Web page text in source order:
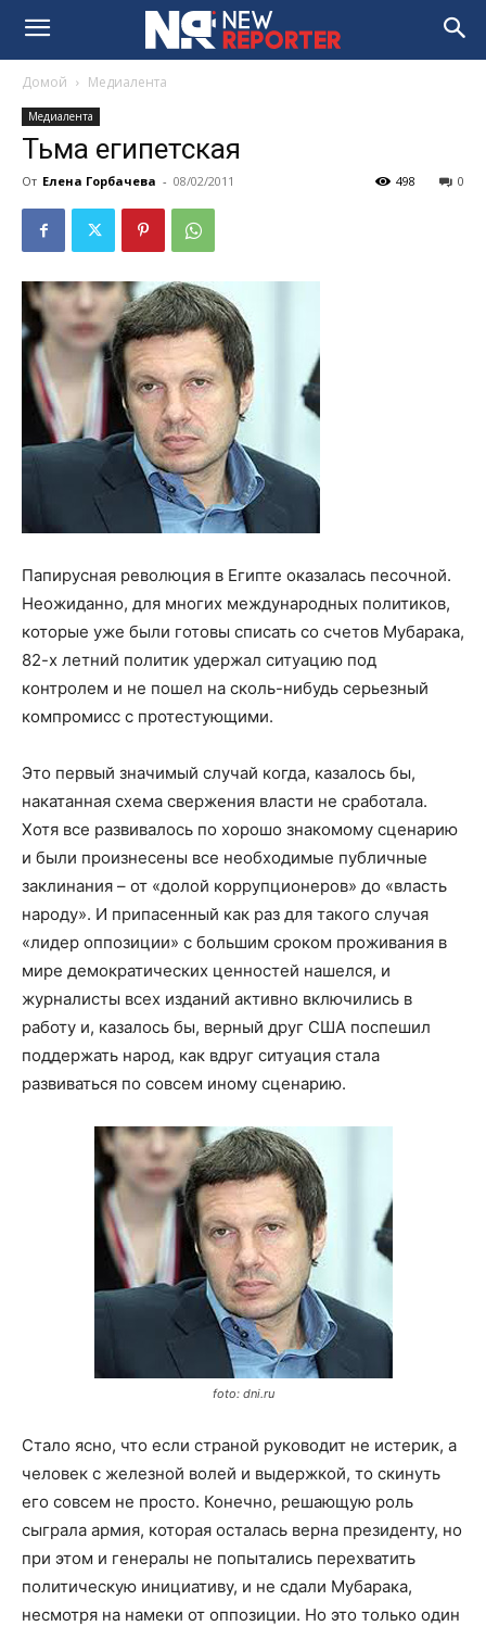
Домой Медиалента
Медиалента
Тьма египетская
От Елена Горбачева - 08/02/2011 0
498
Папирусная революция в Египте оказалась песочной.
Неожиданно, для многих международных политиков,
которые уже были готовы списать со счетов Мубарака,
82-х летний политик удержал ситуацию под
контролем и не пошел на сколь-нибудь серьезный
компромисс с протестующими.
Это первый значимый случай когда, казалось бы,
накатанная схема свержения власти не сработала.
Хотя все развивалось по хорошо знакомому сценарию
и были произнесены все необходимые публичные
заклинания – от «долой коррупционеров» до «власть
народу». И припасенный как раз для такого случая
«лидер оппозиции» с большим сроком проживания в
мире демократических ценностей нашелся, и
журналисты всех изданий активно включились в
работу и, казалось бы, верный друг США поспешил
поддержать народ, как вдруг ситуация стала
развиваться по совсем иному сценарию.
foto: dni.ru
Стало ясно, что если страной руководит не истерик, а
человек с железной волей и выдержкой, то скинуть
его совсем не просто. Конечно, решающую роль
сыграла армия, которая осталась верна президенту, но
при этом и генералы не попытались перехватить
политическую инициативу, и не сдали Мубарака,
несмотря на намеки от оппозиции. Но это только один